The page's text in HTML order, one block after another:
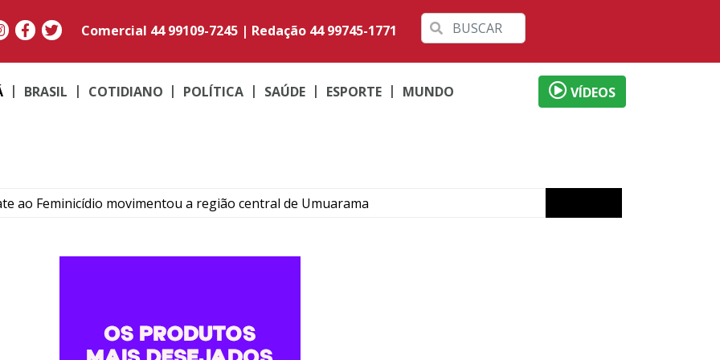
Comercial 44 99109-7245 | Redação 44 99745-1771
BRASIL COTIDIANO POLÍTICA SAÚDE ESPORTE MUNDO VÍDEOS
ao Feminicídio movimentou a região central de Umuarama
termina em briga dentro de colégio estadual de Iporã